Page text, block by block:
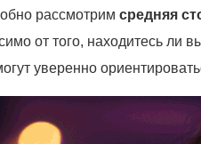
рассмотрим средняя
от того, находитесь ли
уверенно